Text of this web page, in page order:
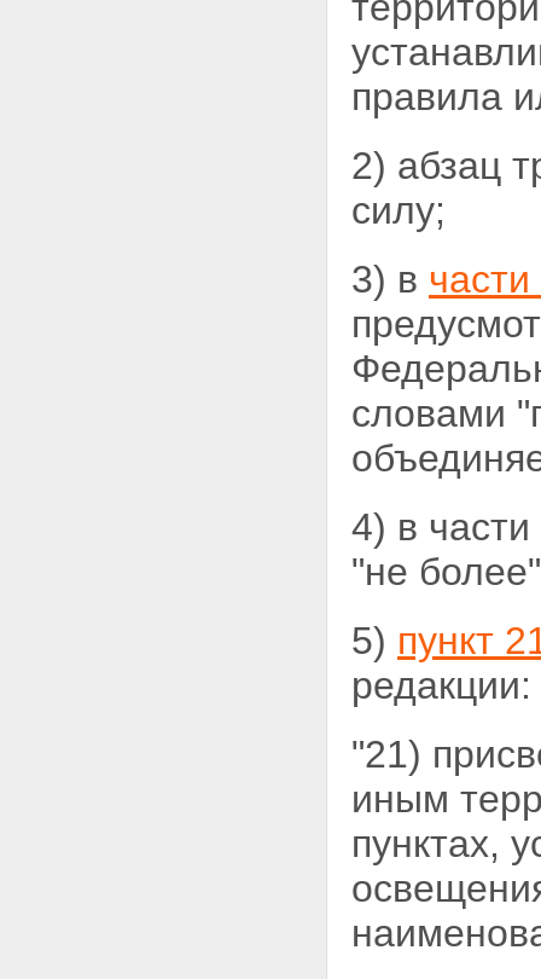
правила
2) абзац
силу;
3) в части
словами
4) в
"не
5) пункт
редакции:
"21)
иным
пунктах,